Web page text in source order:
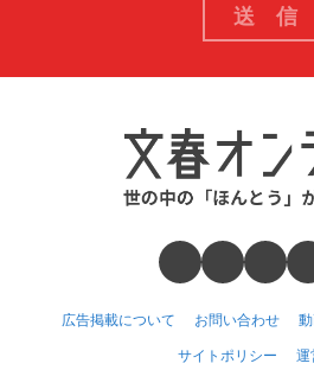
広告掲載について お問い合わせ
サイトポリシー 運